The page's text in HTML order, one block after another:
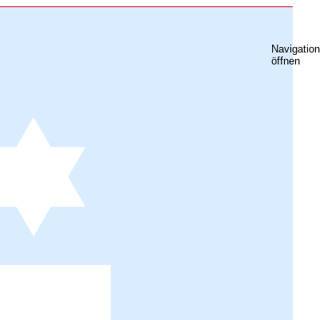
Navigation
öffnen